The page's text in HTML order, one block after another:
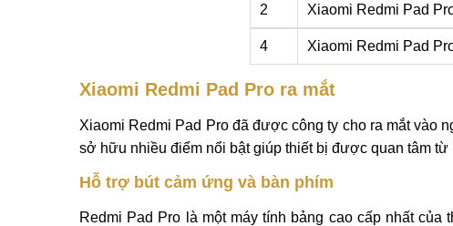
2 Xiaomi Redmi Pad
4 Xiaomi Redmi Pad
Xiaomi Redmi Pad Pro ra mắt
Xiaomi Redmi Pad Pro đã được công ty cho ra mắt vào
sở hữu nhiều điểm nổi bật giúp thiết bị được quan tâm
Hỗ trợ bút cảm ứng và bàn phím
Redmi Pad Pro là một máy tính bảng cao cấp nhất